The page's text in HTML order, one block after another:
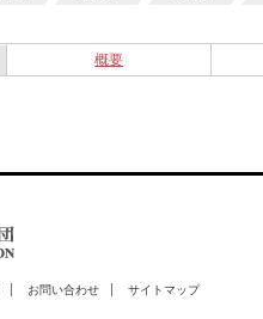
概要
お問い合わせ サイトマップ